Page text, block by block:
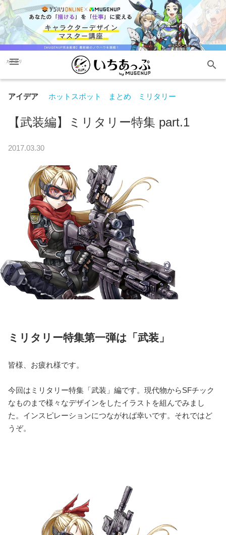
menu
カテゴリ search
アイデア ホットスポット まとめ ミリタリー
【武装編】ミリタリー特集 part.1
2017.03.30
ミリタリー特集第一弾は「武装」
皆様、お疲れ様です。
今回はミリタリー特集「武装」編です。現代物からSFチック
なものまで様々なデザインをしたイラストを組んでみまし
た。インスピレーションにつながれば幸いです。それではど
うぞ。